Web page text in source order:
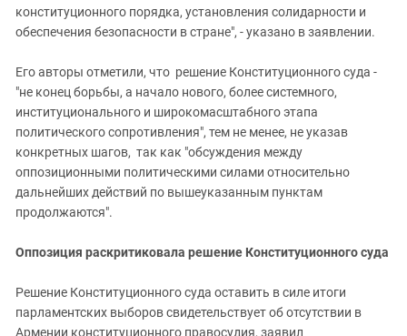
конституционного порядка, установления солидарности и
обеспечения безопасности в стране", - указано в заявлении.
Его авторы отметили, что решение Конституционного суда -
"не конец борьбы, а начало нового, более системного,
институционального и широкомасштабного этапа
политического сопротивления", тем не менее, не указав
конкретных шагов, так как "обсуждения между
оппозиционными политическими силами относительно
дальнейших действий по вышеуказанным пунктам
продолжаются".
Оппозиция раскритиковала решение Конституционного суда
Решение Конституционного суда оставить в силе итоги
парламентских выборов свидетельствует об отсутствии в
Армении конституционного правосудия, заявил